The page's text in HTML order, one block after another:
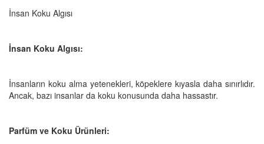
İnsan Koku Algısı
İnsan Koku Algısı:
İnsanların koku alma yetenekleri, köpeklere kıyasla daha sınırlıdır.
Ancak, bazı insanlar da koku konusunda daha hassastır.
Parfüm ve Koku Ürünleri: